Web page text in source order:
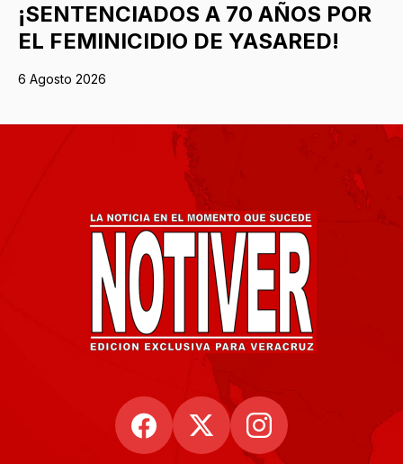
¡SENTENCIADOS A 70 AÑOS POR
EL FEMINICIDIO DE YASARED!
6 Agosto 2026